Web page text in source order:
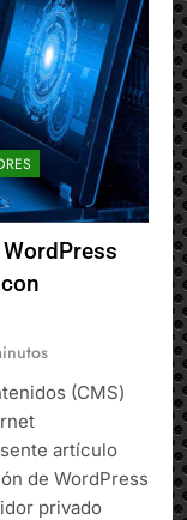
(CMS)
artículo
de WordPress
privado